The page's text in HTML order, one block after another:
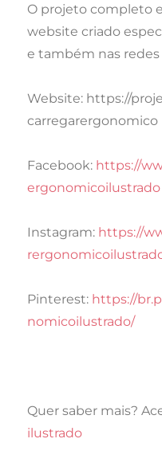
O projeto completo
website criado
e também nas redes
Website: https://
carregarergonomico
Facebook: https://
ergonomicoilustrado
Instagram: https://
Pinterest: https://
nomicoilustrado/
Quer saber mais?
ilustrado